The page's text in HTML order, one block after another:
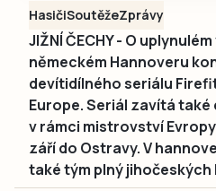
HasičiSoutěžeZprávy
JIŽNÍ ČECHY - O
německém Hannoveru
devítidílného seriálu
Europe. Seriál zavítá
v rámci mistrovství
září do Ostravy. V
také tým plný jihočeských